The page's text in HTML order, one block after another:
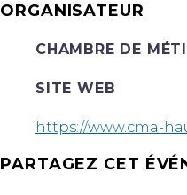
ORGANISATEUR
CHAMBRE DE
SITE WEB
https://www.cma-
PARTAGEZ CET